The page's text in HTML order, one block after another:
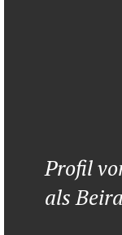
Profil
als